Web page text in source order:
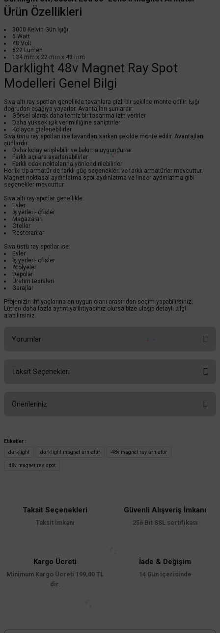
Ürün Özellikleri
3000 Kelvin Gün Işığı
6 Watt
48 Volt
522 Lümen
134 mm x 22 mm x 43 mm
Darklight 48v Magnet Ray Spot
Modelleri Genel Bilgi
Sıva altı ray spotları genellikle tavanlara gizli bir şekilde monte edilir. Işığı
doğrudan aşağıya yayarlar. Avantajları şunlardır:
Görsel olarak daha temiz bir tasarıma izin verirler
Daha yüksek ışık verimliliğine sahiptirler
Kolayca gizlenebilirler
Sıva üstü ray spotları ise tavandan sarkan şekilde monte edilir. Avantajları
şunlardır:
Daha kolay erişilebilir ve bakıma uygundurlar
Farklı açılara ayarlanabilirler
Farklı odak noktalarına yönlendirilebilirler
Her iki tip armatür de farklı güç seçenekleri ve farklı armatürler mevcuttur.
Magnet noktasal aydınlatma spot aydınlatma ve lineer aydınlatma gibi
seçenekler mevcuttur.
Sıva altı ray spotlar genellikle:
Evler
İş yerleri- ofisler
Mağazalar
Oteller
Restoranlar
Sıva üstü ray spotlar ise:
Evler
İş yerleri- ofisler
Atölyeler
Depolar
Üretim tesisleri
Garajlar
Projenizin ihtiyaçlarına en uygun olanı arasından seçim yapabilirsiniz.
Lütfen daha fazla ayrıntıya ihtiyacınız olursa bize ulaşıp detaylı bilgi
alabilirsiniz.
Yorumlar
Taksit Seçenekleri
Önerileriniz
yetersiz gördüğünüz noktaları öneri formunu kullanarak tarafımıza
Görüş ve önerileriniz için teşekkür ederiz.
Ürün bilgilerinde hatalar bulunuyor.
Ürün fiyatı diğer sitelerden daha pahalı.
Etiketler :
darklight
darklight magnet armatür 48v magnet ray armatür
48v magnet ray spot
Taksit Seçenekleri
Taksit İmkanı
Güvenli Alışveriş İmkanı
256 Bit SSL sertifikası
Kargo Ücreti
Minimum Kargo Ücreti 199,00 TL
dir.
İade & Değişim
14 Gün içerisinde